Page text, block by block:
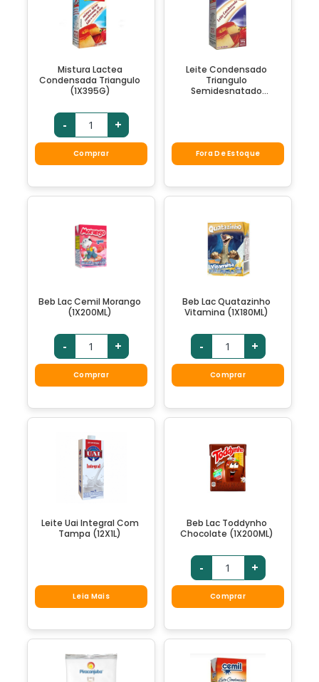
Mistura Lactea
Condensada Triangulo
(1X395G)
- +
Comprar
Leite Condensado
Triangulo
Semidesnatado
Fora De Estoque
Beb Lac Cemil Morango
(1X200ML)
- +
Comprar
Beb Lac Quatazinho
Vitamina (1X180ML)
- +
Comprar
Leite Uai Integral Com
Tampa (12X1L)
Leia Mais
Beb Lac Toddynho
Chocolate (1X200ML)
- +
Comprar